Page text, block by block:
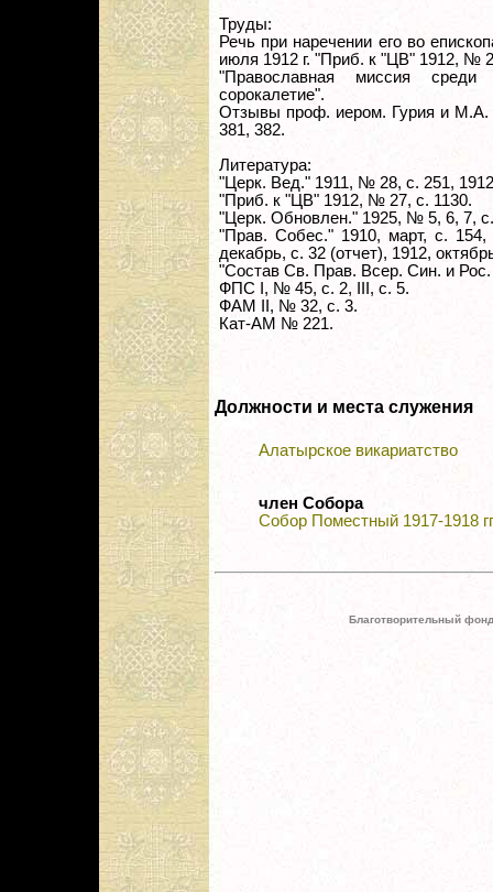
Труды:
Речь при наречении его во
июля 1912 г. "Приб. к "ЦВ" 1912, №
"Православная миссия среди
сорокалетие".
Отзывы проф. иером. Гурия и
381, 382.
Литература:
"Церк. Вед." 1911, № 28, с. 251,
"Приб. к "ЦВ" 1912, № 27, с. 1130.
"Церк. Обновлен." 1925, № 5, 6, 7,
"Прав. Собес." 1910, март, с.
декабрь, с. 32 (отчет), 1912,
"Состав Св. Прав. Всер. Син. и
ФПС I, № 45, с. 2, III, с. 5.
ФАМ II, № 32, с. 3.
Кат-АМ № 221.
Должности и места служения
Алатырское викариатство
член Собора
Собор Поместный 1917-1918
Благотворительный